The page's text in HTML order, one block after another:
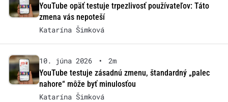
YouTube opäť testuje trpezlivosť používateľov: Táto
zmena vás nepoteší
Katarína Šimková
10. júna 2026 •
2m
YouTube testuje zásadnú zmenu, štandardný „palec
nahore“ môže byť minulosťou
Katarína Šimková